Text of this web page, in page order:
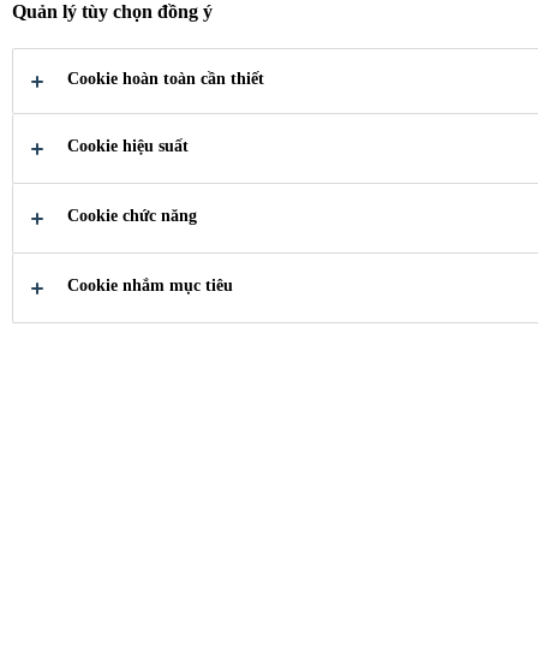
XÂY NIỀM
TIN VƯỢT KÌ
VỌNG
Nhà cung cấp vật liệu xây dựng từ
móng tới mái cho công trình
Quản lý tùy chọn đồng ý
Cookie hoàn toàn cần thiết
Cookie hiệu suất
Cookie chức năng
Cookie nhắm mục tiêu